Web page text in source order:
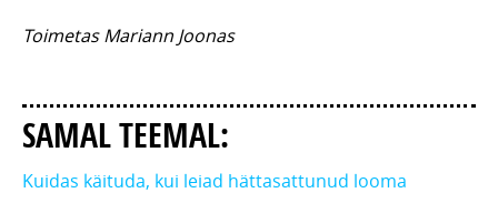
Toimetas Mariann Joonas
SAMAL TEEMAL:
Kuidas käituda, kui leiad hättasattunud looma